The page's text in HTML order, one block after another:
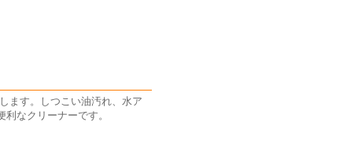
す。しつこい油汚れ、水ア
利なクリーナーです。